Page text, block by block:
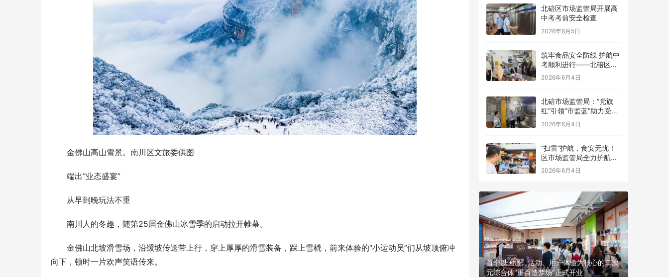
金佛山高山雪景。南川区文旅委供图
端出“业态盛宴”
从早到晚玩法不重
南川人的冬趣，随第25届金佛山冰雪季的启动拉开帷幕。
金佛山北坡滑雪场，沿缓坡传送带上行，穿上厚厚的滑雪装备，踩上雪橇，前来体验的“小运动员”们从坡顶俯冲
向下，顿时一片欢声笑语传来。
北碚区市场监管局开展高
中考考前安全检查
2026年6月5日
筑牢食品安全防线 护航中
考顺利进行——北碚区茨
竹镇开展华蓥中学中考考
点食品安全考前检查
2026年6月4日
北碚市场监管局：“党旗
红”引领“市监蓝”助力受灾
食品生产经营主体复工复
2026年6月4日
“扫雷”护航，食安无忧！
区市场监管局全力护航中
高考
2026年6月4日
首个以国漫、活动、用户体验为核心的二次
元综合体“重百造梦场”正式开业